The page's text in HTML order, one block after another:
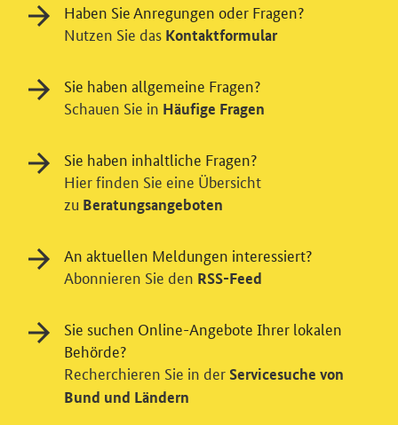
Einwilligung in Tracking und / oder
Videodienst
Haben Sie Anregungen oder Fragen?
Nutzen Sie das Kontaktformular
Sie haben allgemeine Fragen?
Schauen Sie in Häufige Fragen
Sie haben inhaltliche Fragen?
Hier finden Sie eine Übersicht
zu Beratungsangeboten
An aktuellen Meldungen interessiert?
Abonnieren Sie den RSS-Feed
Sie suchen Online-Angebote Ihrer lokalen
Behörde?
Recherchieren Sie in der Servicesuche von
Bund und Ländern